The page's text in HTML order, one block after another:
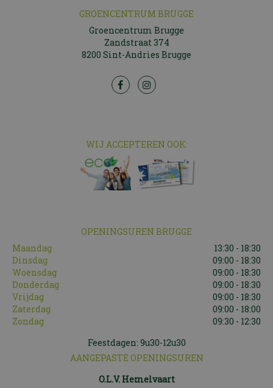
GROENCENTRUM BRUGGE
Groencentrum Brugge
Zandstraat 374
8200 Sint-Andries Brugge
WIJ ACCEPTEREN OOK:
OPENINGSUREN BRUGGE
Maandag
13:30 - 18:30
Dinsdag
09:00 - 18:30
Woensdag
09:00 - 18:30
Donderdag
09:00 - 18:30
Vrijdag
09:00 - 18:30
Zaterdag
09:00 - 18:00
Zondag
09:30 - 12:30
Feestdagen: 9u30-12u30
AANGEPASTE OPENINGSUREN
O.L.V. Hemelvaart